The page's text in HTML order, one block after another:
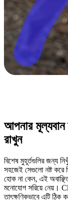
আপনার মূল্যবান
রাখুন
বিশেষ মুহূর্তগুলির জন্য
সহজেই সেগুলো নষ্ট করে
হোক না কেন, এই
মনোযোগ সরিয়ে নেয়।
তাৎক্ষণিকভাবে এটি